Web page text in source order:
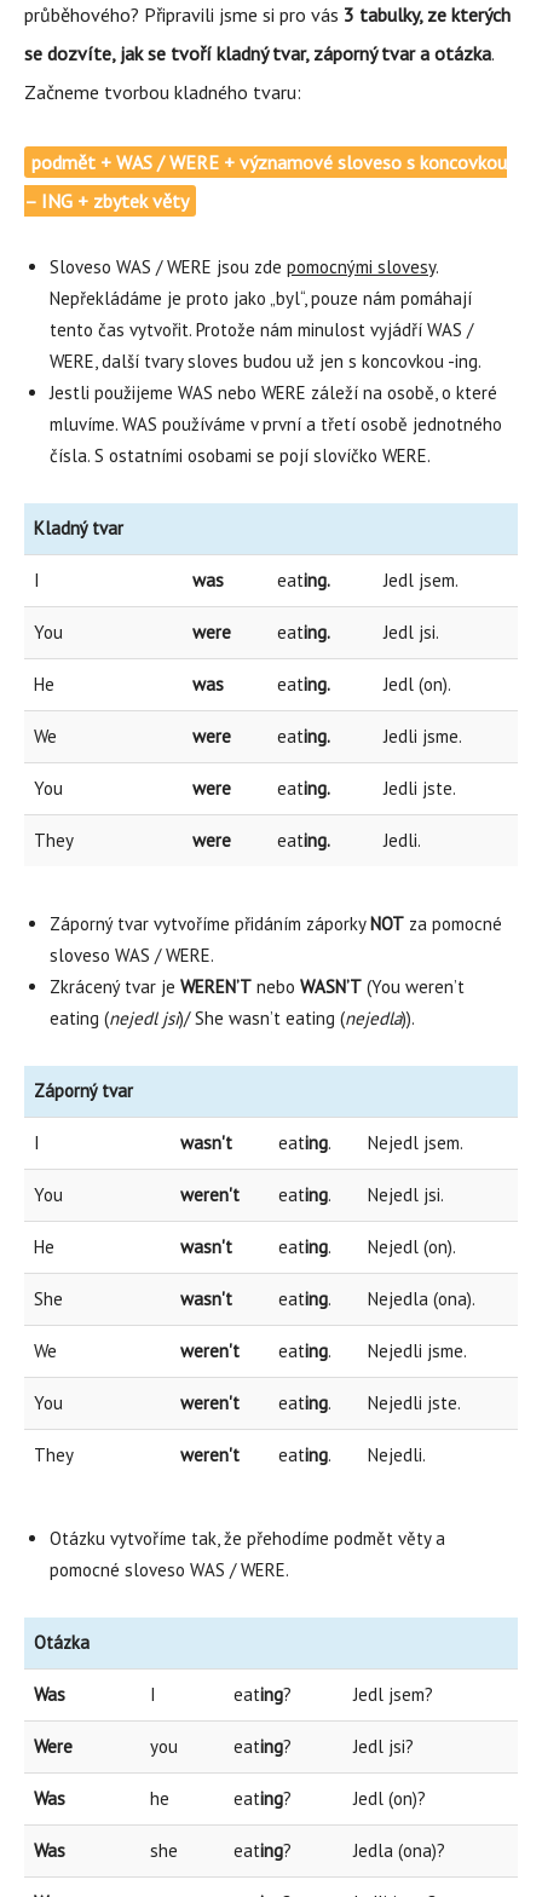
průběhového? Připravili jsme si pro vás 3 tabulky, ze kterých
se dozvíte, jak se tvoří kladný tvar, záporný tvar a otázka.
Začneme tvorbou kladného tvaru:
podmět + WAS / WERE + významové sloveso s koncovkou
– ING + zbytek věty
Sloveso WAS / WERE jsou zde pomocnými slovesy.
Nepřekládáme je proto jako „byl“, pouze nám pomáhají
tento čas vytvořit. Protože nám minulost vyjádří WAS /
WERE, další tvary sloves budou už jen s koncovkou -ing.
Jestli použijeme WAS nebo WERE záleží na osobě, o které
mluvíme. WAS používáme v první a třetí osobě jednotného
čísla. S ostatními osobami se pojí slovíčko WERE.
Kladný tvar
I was eating. Jedl jsem.
You were eating. Jedl jsi.
He was eating. Jedl (on).
We were eating. Jedli jsme.
You were eating. Jedli jste.
They were eating. Jedli.
Záporný tvar vytvoříme přidáním záporkyNOT za pomocné
sloveso WAS / WERE.
Zkrácený tvar je WEREN’T nebo WASN’T (You weren’t
eating (nejedl jsi)/ She wasn’t eating (nejedla)).
Záporný tvar
I wasn't eating. Nejedl jsem.
You weren't eating. Nejedl jsi.
He wasn't eating. Nejedl (on).
She wasn't eating. Nejedla (ona).
We weren't eating. Nejedli jsme.
You weren't eating. Nejedli jste.
They weren't eating. Nejedli.
Otázku vytvoříme tak, že přehodíme podmět věty a
pomocné sloveso WAS / WERE.
Otázka
Was I eating? Jedl jsem?
Were you eating? Jedl jsi?
Was he eating? Jedl (on)?
Was she eating? Jedla (ona)?